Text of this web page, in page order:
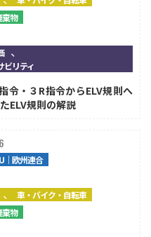
棄物
、
ビリティ
令・３R指令からELV規則へ
ELV規則の解説
｜欧州連合
、車・バイク・自転車
棄物